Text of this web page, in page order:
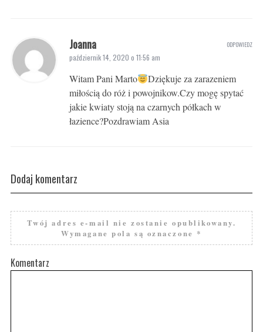
Joanna
październik 14, 2020 o 11:56 am
Witam Pani Marto
Dziękuje za zarazeniem
miłością do róż i powojnikow.Czy mogę spytać
jakie kwiaty stoją na czarnych półkach w
łazience?Pozdrawiam Asia
ODPOWIEDZ
Dodaj komentarz
Twój adres e-mail nie zostanie opublikowany.
Wymagane pola są oznaczone *
Komentarz